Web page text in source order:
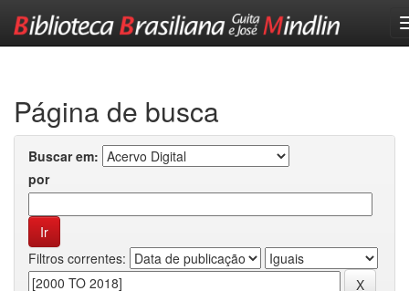
Página de busca
Buscar em:
por
Filtros correntes: